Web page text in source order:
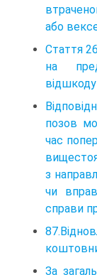
або
Стаття
на
позов
час
з
чи
справи
За